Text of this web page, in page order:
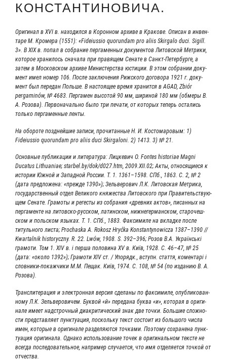
КОНСТАНТИНОВИЧА.
Ори­ги­нал в XVI в. нахо­дил­ся в Корон­ном архи­ве в Кра­ко­ве. Опи­сан в инвен­
та­ре М. Кро­ме­ра (1551): «Fideiussio quorundam pro aliis Skirgalo duci. Sigill.
3». В XIX в. попал в собра­ние пер­га­мен­ных доку­мен­тов Литов­ской Мет­ри­ки,
кото­рое хра­ни­лось сна­ча­ла при пра­вя­щем Сена­те в Санкт-Петер­­бур­­ге, а
затем в Мос­ков­ском архи­ве Мини­стер­ства юсти­ции. В этом собра­нии доку­
мент имел номер 106. После заклю­че­ния Риж­ско­го дого­во­ра 1921 г. доку­
мент был пере­дан Поль­ше. В насто­я­щее вре­мя хра­нит­ся в AGAD, Zbiór
pergaminów, № 4683. Пер­га­мен высо­той 90 мм, шири­ной 180 мм (обме­ры В.
А. Розо­ва). Пер­во­на­чаль­но было три печа­ти, от кото­рых теперь оста­лись
толь­ко пер­га­мен­ные ленты.
На обо­ро­те позд­ней­шие запи­си, про­чи­тан­ные Н. И. Косто­ма­ро­вым: 1)
Fideiussio quorundam pro aliis duci Skirgaloni. 2) 1413. 3) № 21.
Основ­ные пуб­ли­ка­ции и лите­ра­ту­ра: Лиц­ке­вич О. Fontes historiae Magni
Ducatus Lithuaniae; starbel​.by/​d​o​k​/​d​0​2​7​.​htm, 2009.XII.02; Акты, отно­ся­щи­е­ся к
исто­рии Южной и Запад­ной Рос­сии. Т. 1. 1361–1598. СПб., 1863. С. 2, № 2
(дата пред­ло­же­на: «преж­де 1390»); Зель­ве­ро­вич Л.К. Литов­ская Мет­ри­ка,
госу­дар­ствен­ный отдел Вели­ко­го кня­же­ства Литов­ско­го при Пра­ви­тель­ству­ю­
щем Сена­те. Гра­мо­ты и реге­сты из собра­ния «древ­них актов», писан­ных на
пер­га­мен­те на лито­в­ско-рус­ском, латин­ском, ниж­не­гер­ман­ском, ста­ро­чеш­
ском и поль­ском язы­ках. Т. 1. СПб., 1883. Фак­си­ми­ле на вклад­ке после
титуль­но­го листа; Prochaska A. Rokosz Hryćka Konstantynowicza 1387–1390 //
Kwartalnik historyczny. R. 22. Lwów, 1908. S. 392–396; Розов В.А. Українсь­кі
гра­мо­ти. Том 1. XIV в. і пер­ша поло­ви­на XV в. Київ, 1928. С. 46–47, № 25
(дата: «око­ло 1392»); Гра­мо­ти XIV ст. / Упо­рядк., вступн. стат­тя, комен­тарі і
сло­в­­ни­ки-пока­ж­­чи­ки М.М. Пещак. Київ, 1974. С. 108, № 54 (по изда­нию В. А.
Розова).
Транс­ли­те­ра­ция и элек­трон­ная вер­сия сде­ла­ны по фак­си­ми­ле, опуб­ли­ко­ван­
но­му Л.К. Зель­ве­ро­ви­чем. Бук­вой «й» пере­да­на бук­ва «и», кото­рая в ори­ги­
на­ле име­ет над­строч­ный диа­кри­ти­че­ский знак две точ­ки. Боль­шие слож­но­
сти пред­став­ля­ет пунк­ту­а­ция, посколь­ку текст состо­ит из боль­шо­го чис­ла
имен, кото­рые в ори­ги­на­ле раз­де­ля­ют­ся точ­ка­ми. Поэто­му сохра­не­на пунк­
ту­а­ция ори­ги­на­ла. Одна­ко исполь­зо­ва­ние точек в ори­ги­наль­ном тек­сте не
все­гда после­до­ва­тель­ное, напри­мер слу­ча­ет­ся, что имя отде­ля­ет­ся точ­кой от
отчества.